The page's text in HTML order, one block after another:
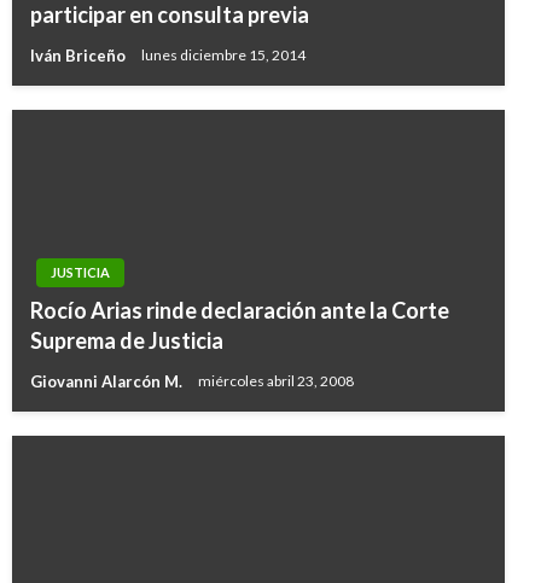
participar en consulta previa
Iván Briceño lunes diciembre 15, 2014
JUSTICIA
Rocío Arias rinde declaración ante la Corte
Suprema de Justicia
Giovanni Alarcón M. miércoles abril 23, 2008